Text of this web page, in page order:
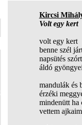
Kircsi
Volt egy kert
volt egy kert
benne szél
napsütés
áldó
mandulák és
érzéki
mindenütt ha
vettem